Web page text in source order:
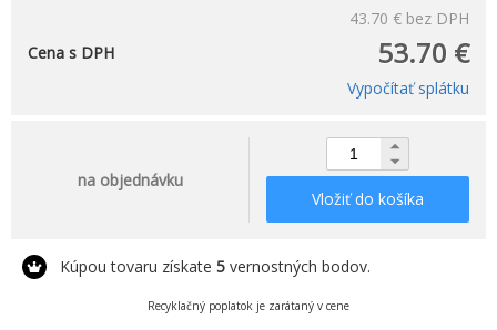
43.70 € bez DPH
53.70 €
Cena s DPH
Vypočítať splátku
na objednávku
Vložiť do košíka
Kúpou tovaru získate 5 vernostných bodov.
Recyklačný poplatok je zarátaný v cene